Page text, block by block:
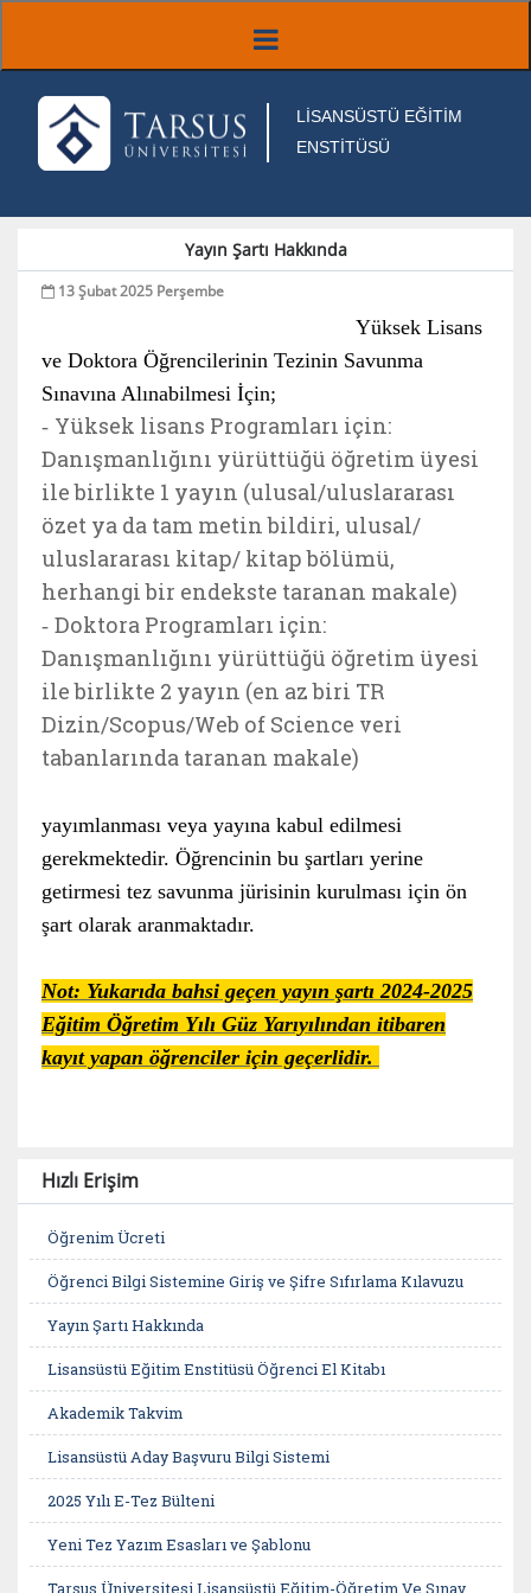
LİSANSÜSTÜ EĞİTİM
ENSTİTÜSÜ
Yayın Şartı Hakkında
13 Şubat 2025 Perşembe
Yüksek Lisans
ve Doktora Öğrencilerinin Tezinin Savunma
Sınavına Alınabilmesi İçin;
- Yüksek lisans Programları için:
Danışmanlığını yürüttüğü öğretim üyesi
ile birlikte 1 yayın (ulusal/uluslararası
özet ya da tam metin bildiri, ulusal/
uluslararası kitap/ kitap bölümü,
herhangi bir endekste taranan makale)
- Doktora Programları için:
Danışmanlığını yürüttüğü öğretim üyesi
ile birlikte 2 yayın (en az biri TR
Dizin/Scopus/Web of Science veri
tabanlarında taranan makale)
yayımlanması veya yayına kabul edilmesi
gerekmektedir. Öğrencinin bu şartları yerine
getirmesi tez savunma jürisinin kurulması için ön
şart olarak aranmaktadır.
Not: Yukarıda bahsi geçen yayın şartı 2024-2025
Eğitim Öğretim Yılı Güz Yarıyılından itibaren
kayıt yapan öğrenciler için geçerlidir.
Hızlı Erişim
Öğrenim Ücreti
Öğrenci Bilgi Sistemine Giriş ve Şifre Sıfırlama Kılavuzu
Yayın Şartı Hakkında
Lisansüstü Eğitim Enstitüsü Öğrenci El Kitabı
Akademik Takvim
Lisansüstü Aday Başvuru Bilgi Sistemi
2025 Yılı E-Tez Bülteni
Yeni Tez Yazım Esasları ve Şablonu
Tarsus Üniversitesi Lisansüstü Eğitim-Öğretim Ve Sınav